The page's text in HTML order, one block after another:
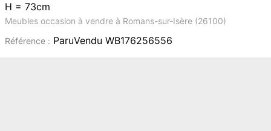
H = 73cm
Meubles occasion à vendre à Romans-sur-Isère (26100)
Référence : ParuVendu WB176256556